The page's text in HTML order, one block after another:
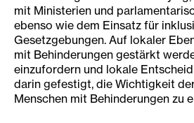
mit Ministerien und
ebenso wie dem Einsatz für
Gesetzgebungen. Auf lokaler
mit Behinderungen gestärkt
einzufordern und lokale
darin gefestigt, die Wichtigkeit
Menschen mit Behinderungen zu